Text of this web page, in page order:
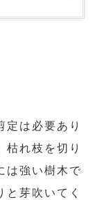
定は必要あり
枯れ枝を切り
は強い樹木で
芽吹いてく